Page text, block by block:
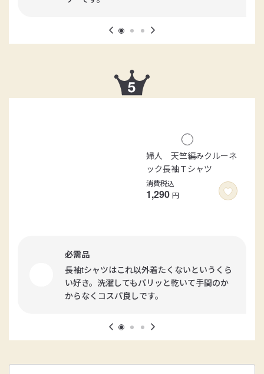
婦人 天竺編みクルーネ
ック長袖Ｔシャツ
消費税込
1,290 円
必需品
長袖tシャツはこれ以外着たくないというくら
い好き。洗濯してもパリッと乾いて手間のか
からなくコスパ良しです。